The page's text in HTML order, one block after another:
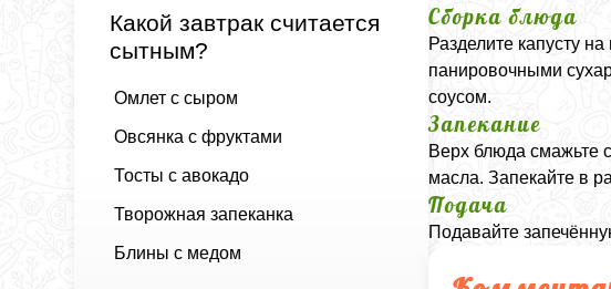
Какой завтрак считается
сытным?
Омлет с сыром
Овсянка с фруктами
Тосты с авокадо
Творожная запеканка
Блины с медом
Сборка блюда
Разделите капусту
панировочными
соусом.
Запекание
Верх блюда смажьте
масла. Запекайте в
Подача
Подавайте